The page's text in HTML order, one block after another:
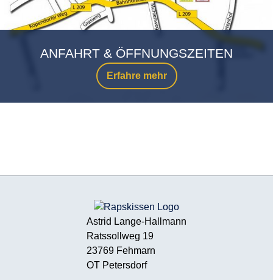
Erfahre mehr
ANFAHRT & ÖFFNUNGSZEITEN
Astrid Lange-Hallmann
Ratssollweg 19
23769 Fehmarn
OT Petersdorf